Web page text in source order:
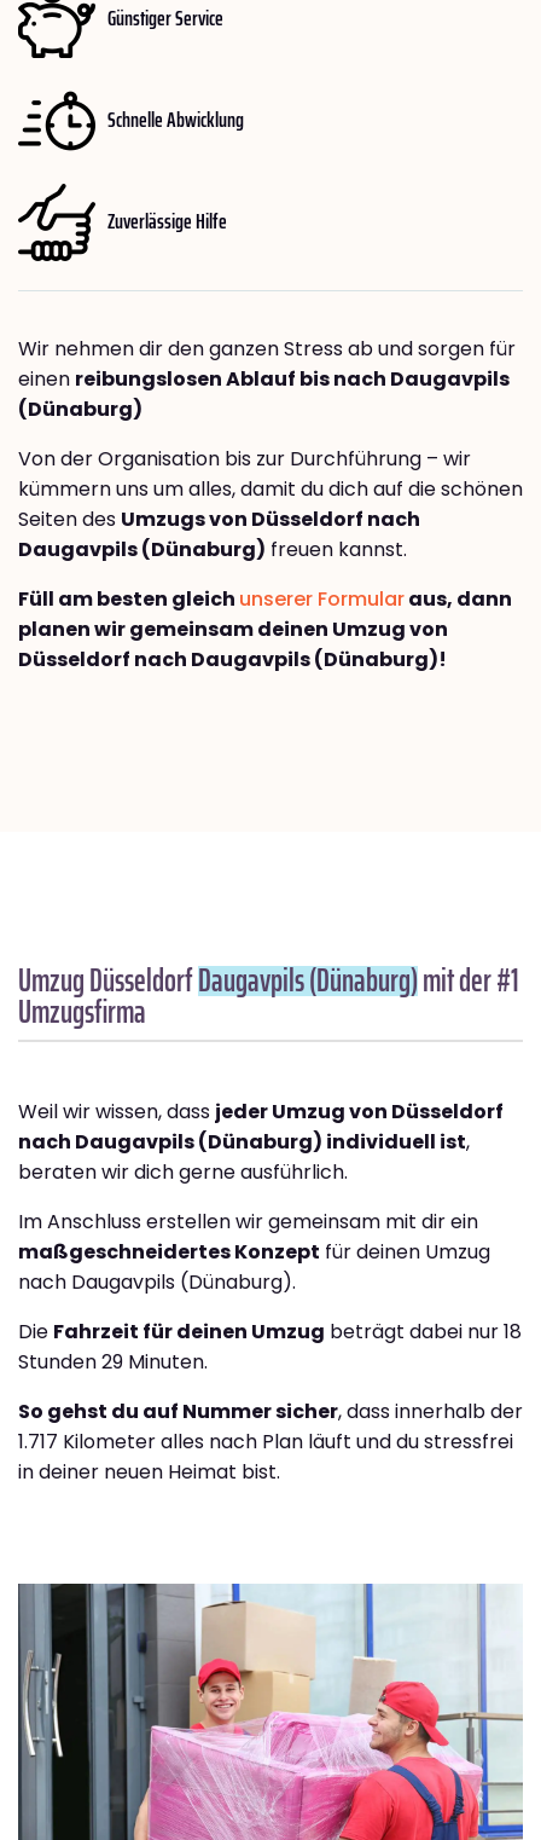
Günstiger Service
Schnelle Abwicklung
Zuverlässige Hilfe
Wir nehmen dir den ganzen Stress ab und sorgen für
einen reibungslosen Ablauf bis nach Daugavpils
(Dünaburg)
Von der Organisation bis zur Durchführung – wir
kümmern uns um alles, damit du dich auf die schönen
Seiten des Umzugs von Düsseldorf nach
Daugavpils (Dünaburg) freuen kannst.
Füll am besten gleich unserer Formularaus, dann
planen wir gemeinsam deinen Umzug von
Düsseldorf nach Daugavpils (Dünaburg)!
Umzug DüsseldorfDaugavpils (Dünaburg)mit der #1
Umzugsfirma
Weil wir wissen, dass jeder Umzug von Düsseldorf
nach Daugavpils (Dünaburg) individuell ist,
beraten wir dich gerne ausführlich.
Im Anschluss erstellen wir gemeinsam mit dir ein
maßgeschneidertes Konzept für deinen Umzug
nach Daugavpils (Dünaburg).
Die Fahrzeit für deinen Umzug beträgt dabei nur 18
Stunden 29 Minuten.
So gehst du auf Nummer sicher, dass innerhalb der
1.717 Kilometer alles nach Plan läuft und du stressfrei
in deiner neuen Heimat bist.